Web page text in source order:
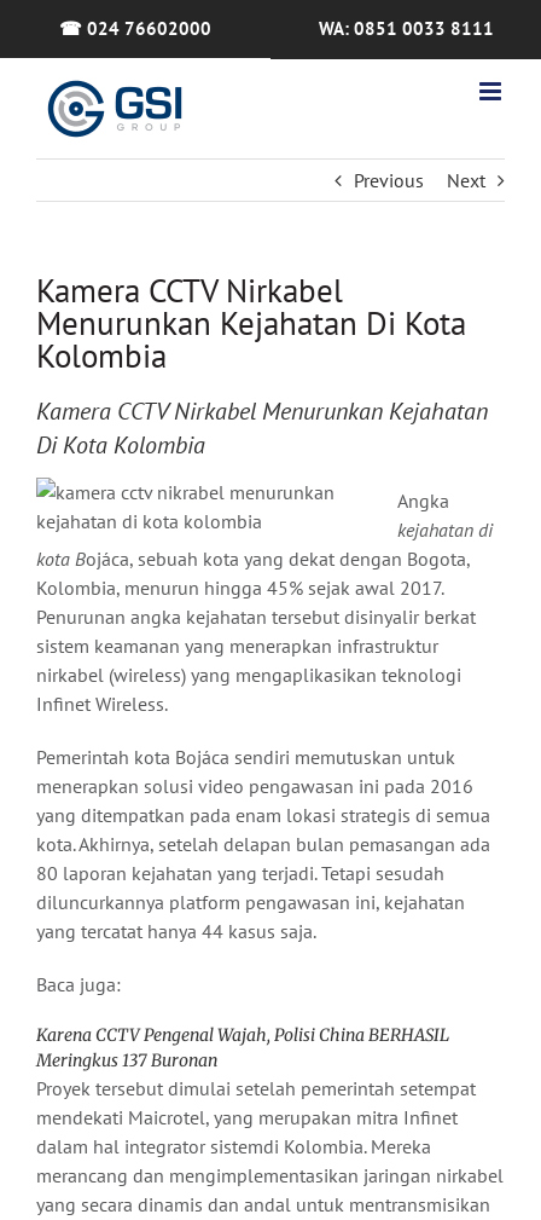
☎ 024 76602000 WA: 0851 0033 8111
Previous Next
Kamera CCTV Nirkabel
Menurunkan Kejahatan Di Kota
Kolombia
Kamera CCTV Nirkabel Menurunkan Kejahatan
Di Kota Kolombia
Angka
kejahatan di
kota Bojáca, sebuah kota yang dekat dengan Bogota,
Kolombia, menurun hingga 45% sejak awal 2017.
Penurunan angka kejahatan tersebut disinyalir berkat
sistem keamanan yang menerapkan infrastruktur
nirkabel (wireless) yang mengaplikasikan teknologi
Infinet Wireless.
Pemerintah kota Bojáca sendiri memutuskan untuk
menerapkan solusi video pengawasan ini pada 2016
yang ditempatkan pada enam lokasi strategis di semua
kota. Akhirnya, setelah delapan bulan pemasangan ada
80 laporan kejahatan yang terjadi. Tetapi sesudah
diluncurkannya platform pengawasan ini, kejahatan
yang tercatat hanya 44 kasus saja.
Baca juga:
Karena CCTV Pengenal Wajah, Polisi China BERHASIL
Meringkus 137 Buronan
Proyek tersebut dimulai setelah pemerintah setempat
mendekati Maicrotel, yang merupakan mitra Infinet
dalam hal integrator sistemdi Kolombia. Mereka
merancang dan mengimplementasikan jaringan nirkabel
yang secara dinamis dan andal untuk mentransmisikan